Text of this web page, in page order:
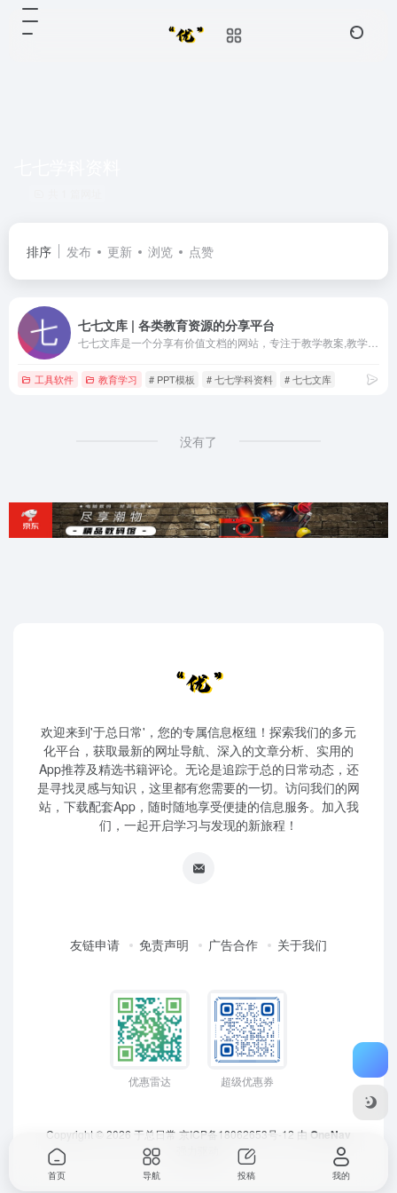
排序 发布 更新 浏览 点赞
七七文库 | 各类教育资源的分享平台
工具软件 教育学习 # PPT模板 # 七七学科资料 # 七七文库
没有了
欢迎来到'于总日常'，您的专属信息枢纽！探索我们的多元
化平台，获取最新的网址导航、深入的文章分析、实用的
App推荐及精选书籍评论。无论是追踪于总的日常动态，还
是寻找灵感与知识，这里都有您需要的一切。访问我们的网
站，下载配套App，随时随地享受便捷的信息服务。加入我
们，一起开启学习与发现的新旅程！
友链申请 免责声明 广告合作 关于我们
优惠雷达 超级优惠券
Copyright © 2026 于总日常 京ICP备18062653号-12 由 OneNav
首页 导航 投稿 我的